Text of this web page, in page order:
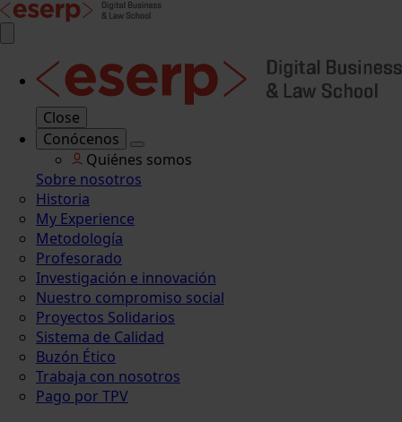
Close
Conócenos
Quiénes somos
Sobre nosotros
Historia
My Experience
Metodología
Profesorado
Investigación e innovación
Nuestro compromiso social
Proyectos Solidarios
Sistema de Calidad
Buzón Ético
Trabaja con nosotros
Pago por TPV